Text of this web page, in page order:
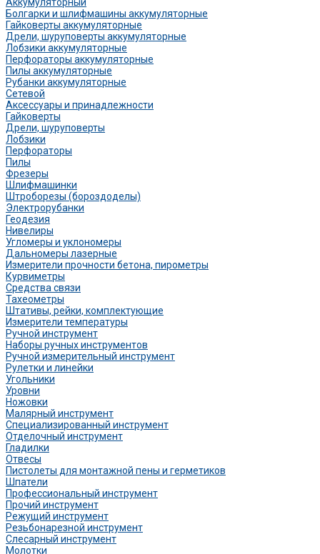
Болгарки и шлифмашины аккумуляторные
Гайковерты аккумуляторные
Дрели, шуруповерты аккумуляторные
Лобзики аккумуляторные
Перфораторы аккумуляторные
Пилы аккумуляторные
Рубанки аккумуляторные
Сетевой
Аксессуары и принадлежности
Гайковерты
Дрели, шуруповерты
Лобзики
Перфораторы
Пилы
Фрезеры
Шлифмашинки
Штроборезы (бороздоделы)
Электрорубанки
Геодезия
Нивелиры
Угломеры и уклономеры
Дальномеры лазерные
Измерители прочности бетона, пирометры
Курвиметры
Средства связи
Тахеометры
Штативы, рейки, комплектующие
Измерители температуры
Ручной инструмент
Наборы ручных инструментов
Ручной измерительный инструмент
Рулетки и линейки
Угольники
Уровни
Ножовки
Малярный инструмент
Специализированный инструмент
Отделочный инструмент
Гладилки
Отвесы
Пистолеты для монтажной пены и герметиков
Шпатели
Профессиональный инструмент
Прочий инструмент
Режущий инструмент
Резьбонарезной инструмент
Слесарный инструмент
Молотки